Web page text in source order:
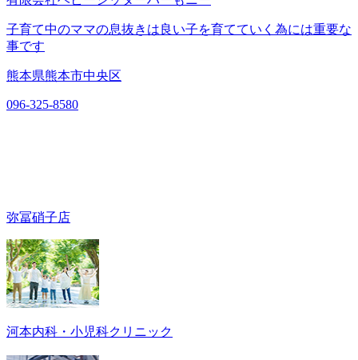
子育て中のママの息抜きは良い子を育てていく為には重要な
事です
熊本県熊本市中央区
096-325-8580
弥冨硝子店
河本内科・小児科クリニック